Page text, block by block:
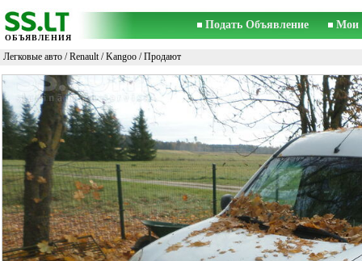
ОБЪЯВЛЕНИЯ
Подать Объявление Мои
Легковые авто /Renault/Kangoo / Продают